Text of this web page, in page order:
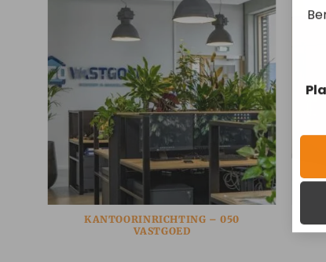
KANTOORINRICHTING – 050
VASTGOED